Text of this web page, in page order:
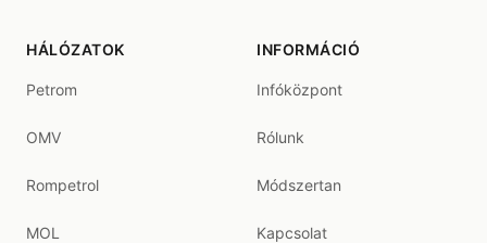
HÁLÓZATOK
Petrom
OMV
Rompetrol
MOL
INFORMÁCIÓ
Infóközpont
Rólunk
Módszertan
Kapcsolat